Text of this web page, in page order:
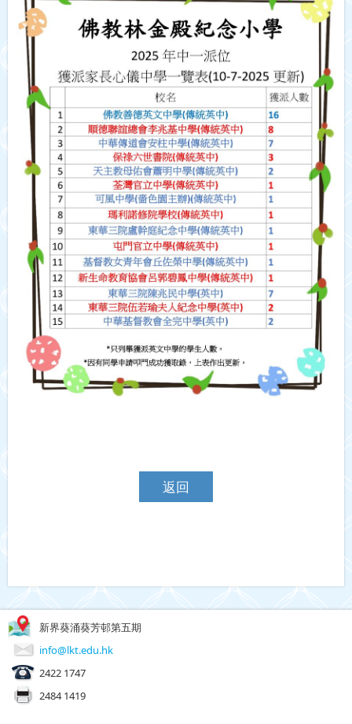
返回
新界葵涌葵芳邨第五期
info@lkt.edu.hk
2422 1747
2484 1419